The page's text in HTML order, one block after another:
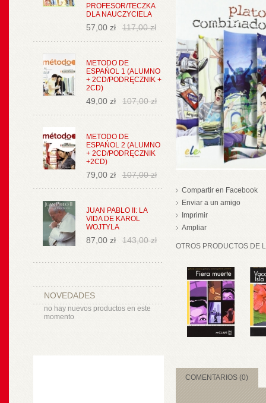
PROFESOR/TECZKA
DLA NAUCZYCIELA
57,00 zł 117,00 zł
METODO DE
ESPAŃOL 1 (ALUMNO
+ 2CD/PODRĘCZNIK +
2CD)
49,00 zł 107,00 zł
METODO DE
ESPAŃOL 2 (ALUMNO
+ 2CD/PODRĘCZNIK
+2CD)
79,00 zł 107,00 zł
JUAN PABLO II: LA
VIDA DE KAROL
WOJTYLA
87,00 zł 143,00 zł
NOVEDADES
no hay nuevos productos en este
momento
Compartir en Facebook
Enviar a un amigo
Imprimir
Ampliar
OTROS PRODUCTOS DE
COMENTARIOS (0)